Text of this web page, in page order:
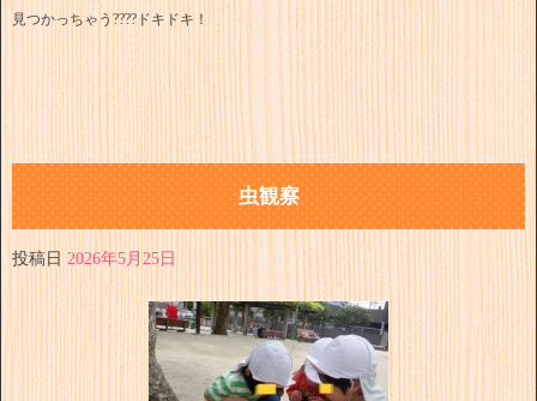
見つかっちゃう????ドキドキ！
虫観察
投稿日 2026年5月25日